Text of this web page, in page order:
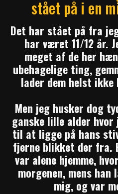
stået på i en
Det har stået på fra
har været 11/12 år.
meget af de her
ubehagelige ting,
lader dem helst ikke
Men jeg husker dog
ganske lille alder
til at ligge på hans
fjerne blikket der fra.
var alene hjemme,
morgenen, mens
mig, og var